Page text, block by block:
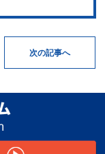
次の記事へ